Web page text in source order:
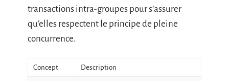
transactions intra-groupes pour s’assurer
qu’elles respectent le principe de pleine
concurrence.
Concept Description